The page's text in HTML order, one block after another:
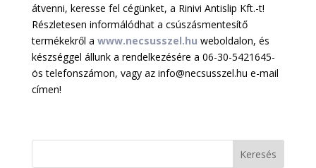
átvenni, keresse fel cégünket, a Rinivi Antislip Kft.-t!
Részletesen informálódhat a csúszásmentesítő
termékekről a www.necsusszel.hu weboldalon, és
készséggel állunk a rendelkezésére a 06-30-5421645-
ös telefonszámon, vagy az info@necsusszel.hu e-mail
címen!